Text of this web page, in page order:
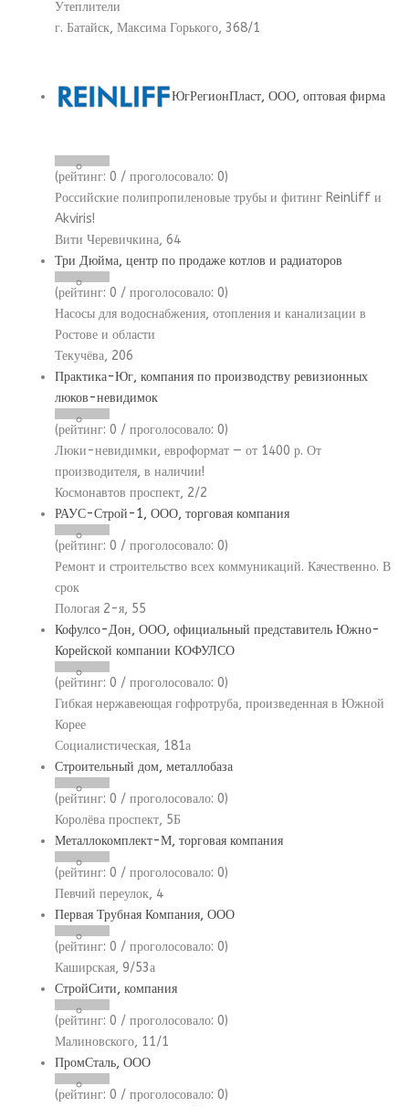
Утеплители
г. Батайск, Максима Горького, 368/1
ЮгРегионПласт, ООО, оптовая фирма
(рейтинг: 0 / проголосовало: 0)
Российские полипропиленовые трубы и фитинг Reinliff и
Akviris!
Вити Черевичкина, 64
Три Дюйма, центр по продаже котлов и радиаторов
(рейтинг: 0 / проголосовало: 0)
Насосы для водоснабжения, отопления и канализации в
Ростове и области
Текучёва, 206
Практика-Юг, компания по производству ревизионных
люков-невидимок
(рейтинг: 0 / проголосовало: 0)
Люки-невидимки, евроформат — от 1400 р. От
производителя, в наличии!
Космонавтов проспект, 2/2
РАУС-Строй-1, ООО, торговая компания
(рейтинг: 0 / проголосовало: 0)
Ремонт и строительство всех коммуникаций. Качественно. В
срок
Пологая 2-я, 55
Кофулсо-Дон, ООО, официальный представитель Южно-
Корейской компании КОФУЛСО
(рейтинг: 0 / проголосовало: 0)
Гибкая нержавеющая гофротруба, произведенная в Южной
Корее
Социалистическая, 181а
Строительный дом, металлобаза
(рейтинг: 0 / проголосовало: 0)
Королёва проспект, 5Б
Металлокомплект-М, торговая компания
(рейтинг: 0 / проголосовало: 0)
Певчий переулок, 4
Первая Трубная Компания, ООО
(рейтинг: 0 / проголосовало: 0)
Каширская, 9/53а
СтройСити, компания
(рейтинг: 0 / проголосовало: 0)
Малиновского, 11/1
ПромСталь, ООО
(рейтинг: 0 / проголосовало: 0)